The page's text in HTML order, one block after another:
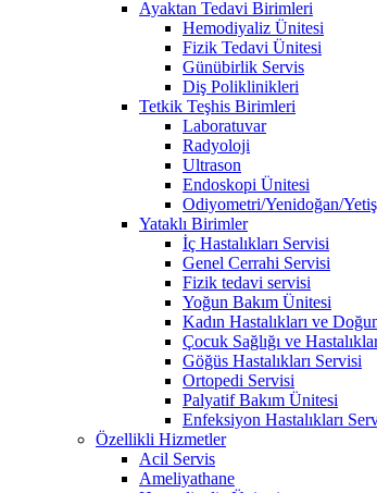
Ayaktan Tedavi Birimleri
Hemodiyaliz Ünitesi
Fizik Tedavi Ünitesi
Günübirlik Servis
Diş Poliklinikleri
Tetkik Teşhis Birimleri
Laboratuvar
Radyoloji
Ultrason
Endoskopi Ünitesi
Odiyometri/Yenidoğan/
Yataklı Birimler
İç Hastalıkları Servisi
Genel Cerrahi Servisi
Fizik tedavi servisi
Yoğun Bakım Ünitesi
Kadın Hastalıkları ve
Çocuk Sağlığı ve
Göğüs Hastalıkları Servisi
Ortopedi Servisi
Palyatif Bakım Ünitesi
Enfeksiyon Hastalıkları
Özellikli Hizmetler
Acil Servis
Ameliyathane